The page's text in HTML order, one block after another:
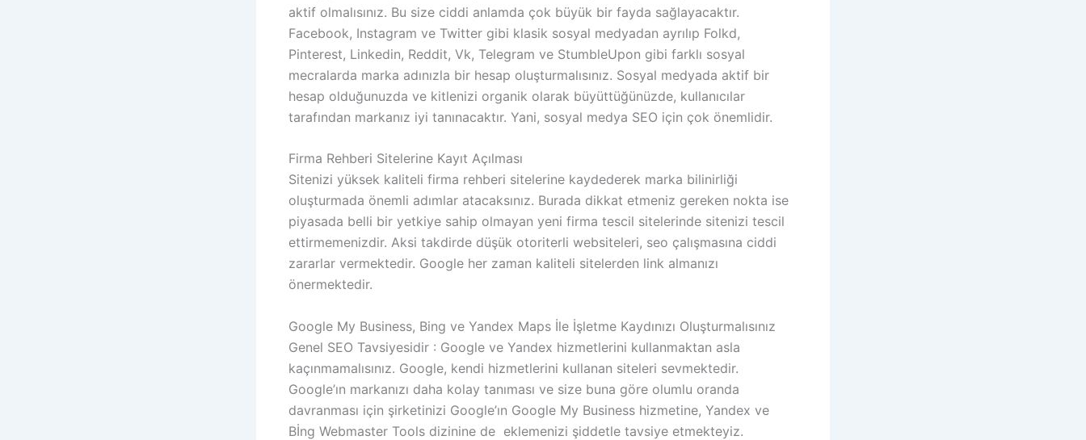
aktif olmalısınız. Bu size ciddi anlamda çok büyük bir fayda sağlayacaktır.
Facebook, Instagram ve Twitter gibi klasik sosyal medyadan ayrılıp Folkd,
Pinterest, Linkedin, Reddit, Vk, Telegram ve StumbleUpon gibi farklı sosyal
mecralarda marka adınızla bir hesap oluşturmalısınız. Sosyal medyada aktif bir
hesap olduğunuzda ve kitlenizi organik olarak büyüttüğünüzde, kullanıcılar
tarafından markanız iyi tanınacaktır. Yani, sosyal medya SEO için çok önemlidir.
Firma Rehberi Sitelerine Kayıt Açılması
Sitenizi yüksek kaliteli firma rehberi sitelerine kaydederek marka bilinirliği
oluşturmada önemli adımlar atacaksınız. Burada dikkat etmeniz gereken nokta ise
piyasada belli bir yetkiye sahip olmayan yeni firma tescil sitelerinde sitenizi tescil
ettirmemenizdir. Aksi takdirde düşük otoriterli websiteleri, seo çalışmasına ciddi
zararlar vermektedir. Google her zaman kaliteli sitelerden link almanızı
önermektedir.
Google My Business, Bing ve Yandex Maps İle İşletme Kaydınızı Oluşturmalısınız
Genel SEO Tavsiyesidir : Google ve Yandex hizmetlerini kullanmaktan asla
kaçınmamalısınız. Google, kendi hizmetlerini kullanan siteleri sevmektedir.
Google’ın markanızı daha kolay tanıması ve size buna göre olumlu oranda
davranması için şirketinizi Google’ın Google My Business hizmetine, Yandex ve
Bİng Webmaster Tools dizinine de eklemenizi şiddetle tavsiye etmekteyiz.